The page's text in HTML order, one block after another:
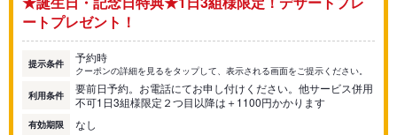
ートプレゼント！
提示条件 予約時
クーポンの詳細を見るをタップして、表示される画面をご提示ください。
利用条件
要前日予約。お電話にてお申し付けください。他サービス併用
不可1日3組様限定２つ目以降は＋1100円かかります
有効期限 なし